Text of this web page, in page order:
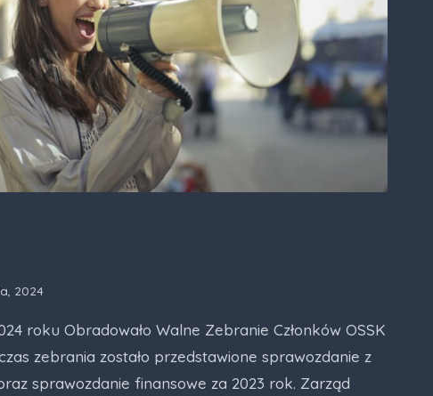
2024
roku Obradowało Walne Zebranie Członków OSSK
zebrania zostało przedstawione sprawozdanie z
sprawozdanie finansowe za 2023 rok. Zarząd